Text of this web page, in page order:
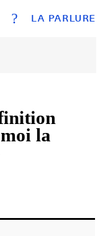
LA PARLURE
?
la